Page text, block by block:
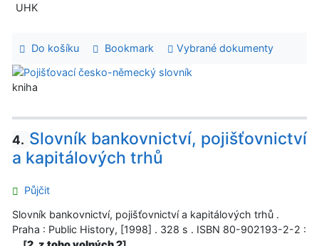
UHK
Do košíku Bookmark Vybrané dokumenty
kniha
4. Slovník bankovnictví, pojišťovnictví
a kapitálových trhů
Půjčit
Slovník bankovnictví, pojišťovnictví a kapitálových trhů .
Praha : Public History, [1998] . 328 s . ISBN 80-902193-2-2 :